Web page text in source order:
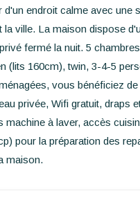
d'un endroit calme avec une
la ville. La maison dispose
fermé la nuit. 5
(lits 160cm), twin, 3-4-5
vous bénéficiez
privée, Wifi gratuit, draps
machine à laver, accès
pour la préparation des
maison.